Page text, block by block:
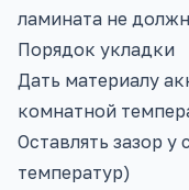
ламината не
Порядок укладки
Дать материалу
комнатной
Оставлять зазор
температур)